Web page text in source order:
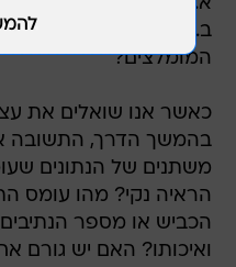
ב. מהו המיקום לרוחב
המומלצים?
כאשר אנו שואלים את
בהמשך הדרך, התשובה
משתנים של הנתונים
הראיה נקי? מהו עומס
הכביש או מספר
ואיכותו? האם יש גורם